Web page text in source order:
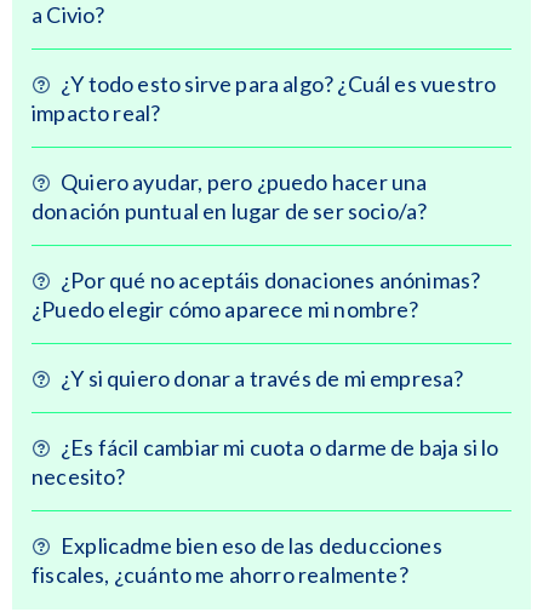
a Civio?
¿Y todo esto sirve para algo? ¿Cuál es vuestro
impacto real?
Quiero ayudar, pero ¿puedo hacer una
donación puntual en lugar de ser socio/a?
¿Por qué no aceptáis donaciones anónimas?
¿Puedo elegir cómo aparece mi nombre?
¿Y si quiero donar a través de mi empresa?
¿Es fácil cambiar mi cuota o darme de baja si lo
necesito?
Explicadme bien eso de las deducciones
fiscales, ¿cuánto me ahorro realmente?